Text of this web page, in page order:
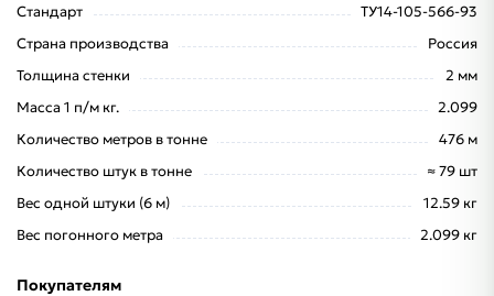
Стандарт
ТУ14-105-566-93
Страна производства
Россия
Толщина стенки
2 мм
Масса 1 п/м кг.
2.099
Количество метров в тонне
476 м
Количество штук в тонне
≈ 79 шт
Вес одной штуки (6 м)
12.59 кг
Вес погонного метра
2.099 кг
Покупателям